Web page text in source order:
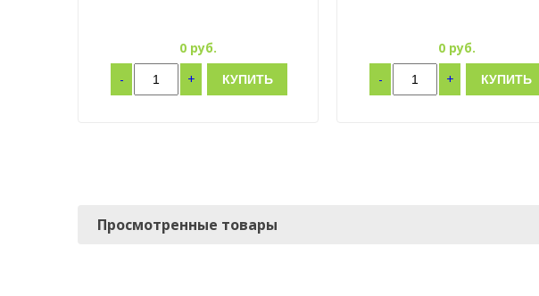
0 руб.
-
+ КУПИТЬ
0 руб.
-
+ КУПИТЬ
Просмотренные товары